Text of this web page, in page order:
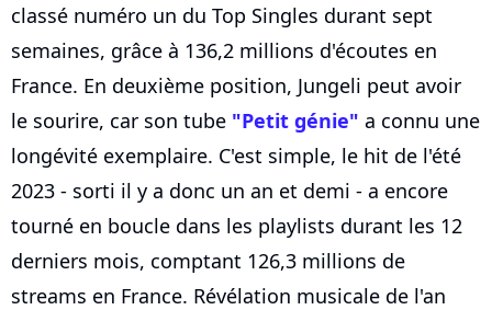
classé numéro un du Top Singles durant sept
semaines, grâce à 136,2 millions d'écoutes en
France. En deuxième position, Jungeli peut avoir
le sourire, car son tube "Petit génie" a connu une
longévité exemplaire. C'est simple, le hit de l'été
2023 - sorti il y a donc un an et demi - a encore
tourné en boucle dans les playlists durant les 12
derniers mois, comptant 126,3 millions de
streams en France. Révélation musicale de l'an